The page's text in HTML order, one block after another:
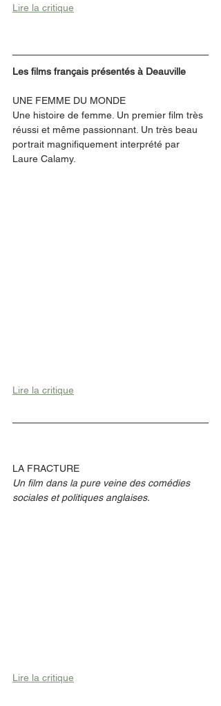
Lire la critique
Les films français présentés à Deauville
UNE FEMME DU MONDE
Une histoire de femme. Un premier film très
réussi et même passionnant. Un très beau
portrait magnifiquement interprété par
Laure Calamy.
Lire la critique
LA FRACTURE
Un film dans la pure veine des comédies
sociales et politiques anglaises.
Lire la critique